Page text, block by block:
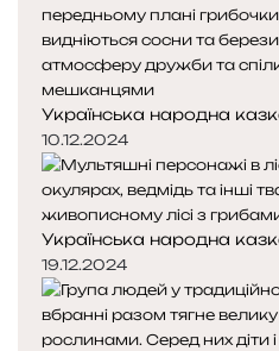
р
о
л
і
в
с
т
в
і
»
с
т
о
р
і
н
к
а
с
т
о
р
і
н
к
а
Українська народна
10.12.2024
Українська народна
19.12.2024